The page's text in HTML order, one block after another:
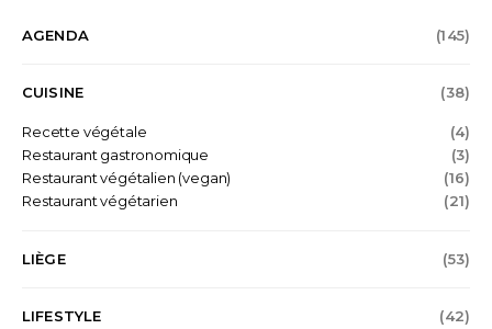
AGENDA (145)
CUISINE (38)
Recette végétale
(4)
Restaurant gastronomique
(3)
Restaurant végétalien (vegan)
(16)
Restaurant végétarien
(21)
LIÈGE (53)
LIFESTYLE (42)